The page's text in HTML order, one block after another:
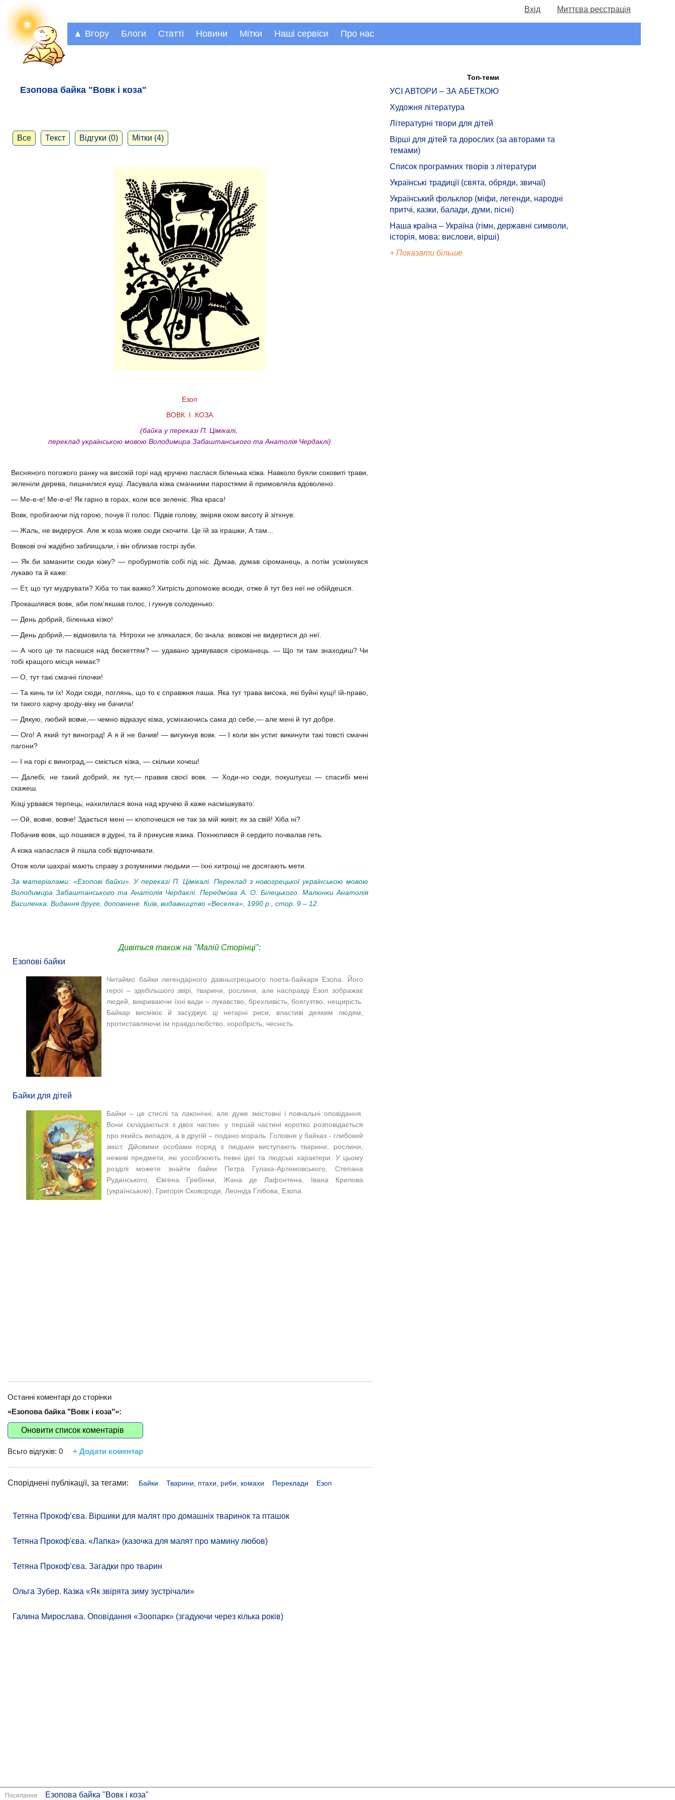
Вхід Миттєва реєстрація
▲ Вгору Блоги Статті Новини Мітки Наші сервіси Про нас
Езопова байка "Вовк і коза"
Все Текст Відгуки (0) Мітки (4)
Езоп
ВОВК І КОЗА
(байка у переказі П. Цімікалі,
переклад українською мовою Володимира Забаштанського та Анатолія Чердаклі)
Весняного погожого ранку на високій горі над кручею паслася біленька кізка. Навколо буяли соковиті трави,
зеленіли дерева, пишнилися кущі. Ласувала кізка смачними паростями й примовляла вдоволено:
— Ме-е-е! Ме-е-е! Як гарно в горах, коли все зеленіє. Яка краса!
Вовк, пробігаючи під горою, почув її голос. Підвів голову, зміряв оком висоту й зітхнув:
— Жаль, не видеруся. Але ж коза може сюди скочити. Це їй за іграшки, А там...
Вовкові очі жадібно заблищали, і він облизав гострі зуби.
— Як би заманити сюди кізку? — пробурмотів собі під ніс. Думав, думав сіроманець, а потім усміхнувся
лукаво та й каже:
— Ет, що тут мудрувати? Хіба то так важко? Хитрість допоможе всюди, отже й тут без неї не обійдешся.
Прокашлявся вовк, аби пом'якшав голос, і гукнув солоденько:
— День добрий, біленька кізко!
— День добрий,— відмовила та. Нітрохи не злякалася, бо знала: вовкові не видертися до неї.
— А чого це ти пасешся над бескеттям? — удавано здивувався сіроманець. — Що ти там знаходиш? Чи
тобі кращого місця немає?
— О, тут такі смачні гілочки!
— Та кинь ти їх! Ходи сюди, поглянь, що то є справжня паша. Яка тут трава висока, які буйні кущі! їй-право,
ти такого харчу зроду-віку не бачила!
— Дякую, любий вовче,— чемно відказує кізка, усміхаючись сама до себе,— але мені й тут добре.
— Ого! А який тут виноград! А я й не бачив! — вигукнув вовк. — І коли він устиг викинути такі товсті смачні
пагони?
— І на горі є виноград,— сміється кізка, — скільки хочеш!
— Далебі, не такий добрий, як тут,— правив своєї вовк. — Ходи-но сюди, покуштуєш — спасибі мені
скажеш.
Кізці урвався терпець; нахилилася вона над кручею й каже насмішкувато:
— Ой, вовче, вовче! Здається мені — клопочешся не так за мій живіт, як за свій! Хіба ні?
Побачив вовк, що пошився в дурні, та й прикусив язика. Похнюпився й сердито почвалав геть.
А кізка напаслася й пішла собі відпочивати.
Отож коли шахраї мають справу з розумними людьми — їхні хитрощі не досягають мети.
За матеріалами: «Езопові байки». У переказі П. Цімікалі. Переклад з новогрецької українською мовою
Володимира Забаштанського та Анатолія Чердаклі. Передмова А. О. Білецького. Малюнки Анатолія
Василенка. Видання друге, доповнене. Київ, видавництво «Веселка», 1990 р.
, стор. 9 – 12.​
Дивіться також на "Малій Сторінці":
Езопові байки
Читаймо байки легендарного давньогрецького поета-байкаря Езопа. Його
герої – здебільшого звірі, тварини, рослини, але насправді Езоп зображає
людей, викриваючи їхні вади – лукавство, брехливість, боягузтво, нещирість.
Байкар висміює й засуджує ці негарні риси, властиві деяким людям,
протиставляючи їм правдолюбство, хоробрість, чесність.
Байки для дітей
Байки – це стислі та лаконічні, але дуже змістовні і повчальні оповідання.
Вони складаються з двох частин: у першій частині коротко розповідається
про якийсь випадок, а в другій– подано мораль. Головне у байках - глибокий
зміст. Дійовими особами поряд з людьми виступають тварини, рослини,
неживі предмети, які уособлюють певні ідеї та людські характери. У цьому
розділі можете знайти байки Петра Гулака-Артемовського, Степана
Руданського, Євгена Гребінки, Жана де Лафонтена, Івана Крилова
(українською), Григорія Сковороди, Леоніда Глібова, Езопа.
Останні коментарі до сторінки
«Езопова байка "Вовк і коза"»:
Оновити список коментарів
Всьго відгуків: 0 + Додати коментар
Споріднені публікації, за тегами: Байки Тварини, птахи, риби, комахи Переклади Езоп
Тетяна Прокоф’єва. Віршики для малят про домашніх тваринок та пташок
Тетяна Прокоф'єва. «Лапка» (казочка для малят про мамину любов)
Тетяна Прокоф’єва. Загадки про тварин
Ольга Зубер. Казка «Як звірята зиму зустрічали»
Галина Мирослава. Оповідання «Зоопарк» (згадуючи через кілька років)
Топ-теми
УСІ АВТОРИ – ЗА АБЕТКОЮ
Художня література
Літературні твори для дітей
Вірші для дітей та дорослих (за авторами та
темами)
Список програмних творів з літератури
Українські традиції (свята, обряди, звичаї)
Український фольклор (міфи, легенди, народні
притчі, казки, балади, думи, пісні)
Наша країна – Україна (гімн, державні символи,
історія, мова: вислови, вірші)
+ Показати більше
Посилання: Езопова байка "Вовк і коза"